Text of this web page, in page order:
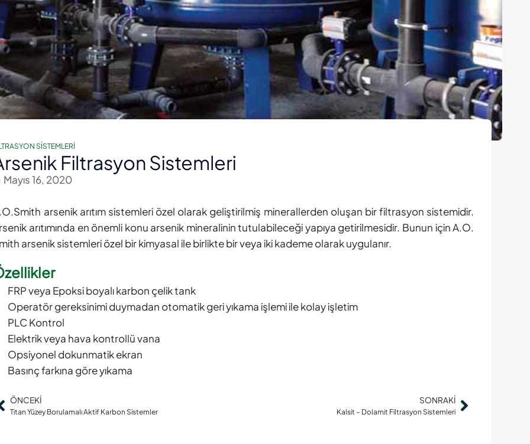
SISTEMLERI
Filtrasyon Sistemleri
Mayıs 16, 2020
arsenik arıtım sistemleri özel olarak geliştirilmiş minerallerden oluşan bir filtrasyon sistemidir.
arıtımında en önemli konu arsenik mineralinin tutulabileceği yapıya getirilmesidir. Bunun için A.O.
arsenik sistemleri özel bir kimyasal ile birlikte bir veya iki kademe olarak uygulanır.
FRP veya Epoksi boyalı karbon çelik tank
Operatör gereksinimi duymadan otomatik geri yıkama işlemi ile kolay işletim
PLC Kontrol
Elektrik veya hava kontrollü vana
Opsiyonel dokunmatik ekran
Basınç farkına göre yıkama
ÖNCEKI
Titan Yüzey Borulamalı Aktif Karbon Sistemler
SONRAKI
Kalsit – Dolamit Filtrasyon Sistemleri